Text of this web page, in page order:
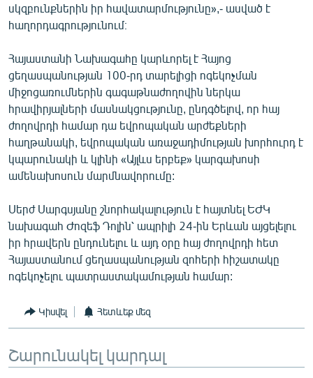
սկզբունքներին իր հավատարմությունը»,- ասված է
հաղորդագրությունում։
Հայաստանի Նախագահը կարևորել է Հայոց
ցեղասպանության 100-րդ տարելիցի ոգեկոչման
միջոցառումներին գագաթնաժողովին ներկա
հրավիրյալների մասնակցությունը, ընդգծելով, որ հայ
ժողովրդի համար դա եվրոպական արժեքների
հաղթանակի, եվրոպական առաջադիմության խորհուրդ է
կպարունակի և կլինի «Այլևս երբեք» կարգախոսի
ամենախոսուն մարմնավորումը:
Սերժ Սարգսյանը շնորհակալություն է հայտնել ԵԺԿ
նախագահ Ժոզեֆ Դոլին՝ ապրիլի 24-ին Երևան այցելելու
իր հրավերն ընդունելու և այդ օրը հայ ժողովրդի հետ
Հայաստանում ցեղասպանության զոհերի հիշատակը
ոգեկոչելու պատրաստակամության համար:
Կիսվել Հետևեք մեզ
Շարունակել կարդալ